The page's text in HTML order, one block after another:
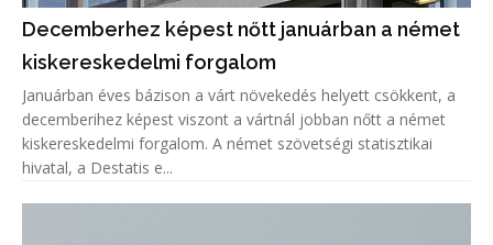
Decemberhez képest nőtt januárban a német
kiskereskedelmi forgalom
Januárban éves bázison a várt növekedés helyett csökkent, a
decemberihez képest viszont a vártnál jobban nőtt a német
kiskereskedelmi forgalom. A német szövetségi statisztikai
hivatal, a Destatis e...